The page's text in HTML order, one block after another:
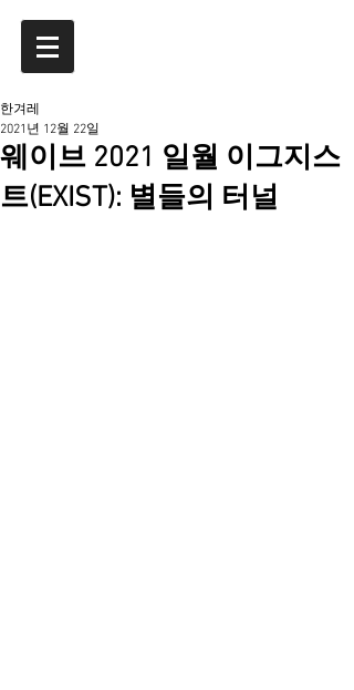
웨이브 2021 일월 이그지스
트(EXIST): 별들의 터널
한겨레
2021년 12월 22일